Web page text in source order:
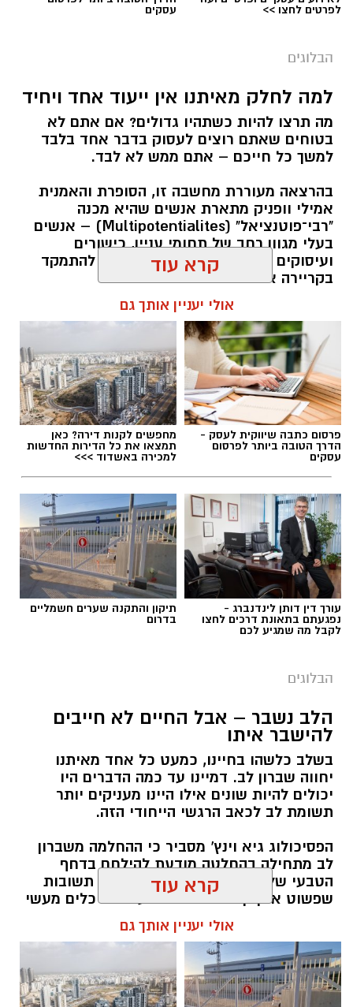
לפרטים לחצו >> עסקים
הבלוגים
למה לחלק מאיתנו אין ייעוד אחד ויחיד
מה תרצו להיות כשתהיו גדולים? אם אתם לא
בטוחים שאתם רוצים לעסוק בדבר אחד בלבד
למשך כל חייכם – אתם ממש לא לבד.
בהרצאה מעוררת מחשבה זו, הסופרת והאמנית
אמילי וופניק מתארת אנשים שהיא מכנה
"רבי־פוטנציאל" (Multipotentialites) – אנשים
בעלי מגוון רחב של תחומי עניין, כישורים
ועיסוקים שונים לאורך חייהם, במקום להתמקד
בקריירה אחת בלבד.
האם גם אתם כאלה?
אלדה נתנאל / 09:20 07.08.26
יש לכם מידע חשוב שטרם נחשף? צילומים מאירוע
חדשותי? מצאתם טעות בכתבה? נשמח שתשתפו
אותנו
קרא עוד
אולי יעניין אותך גם
פרסום כתבה שיווקית לעסק -
הדרך הטובה ביותר לפרסום
עסקים
מחפשים לקנות דירה? כאן
תמצאו את כל הדירות החדשות
למכירה באשדוד >>>
עורך דין דותן לינדנברג -
נפגעתם בתאונת דרכים לחצו
לקבל מה שמגיע לכם
תיקון והתקנה שערים חשמליים
בדרום
הבלוגים
הלב נשבר – אבל החיים לא חייבים
להישבר איתו
בשלב כלשהו בחיינו, כמעט כל אחד מאיתנו
יחווה שברון לב. דמיינו עד כמה הדברים היו
יכולים להיות שונים אילו היינו מעניקים יותר
תשומת לב לכאב הרגשי הייחודי הזה.
הפסיכולוג גיא וינץ' מסביר כי ההחלמה משברון
לב מתחילה בהחלטה מודעת להילחם בדחף
הטבעי שלנו לייפות את העבר ולחפש תשובות
שפשוט אינן קיימות. הוא מציע ארגז כלים מעשי
שיעזור לנו, בהדרגה, להשתחרר מהכאב ולהמשיך
הלב שלנו אולי נשבר לפעמים, אבל אנחנו לא
חייבים להישבר יחד איתו.
קרא עוד
אולי יעניין אותך גם